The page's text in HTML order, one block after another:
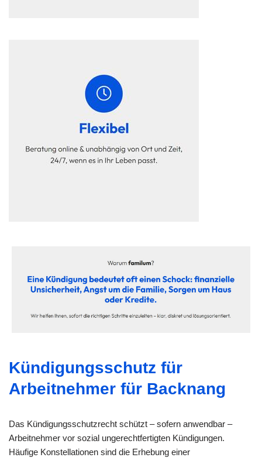
Kündigungsschutz für
Arbeitnehmer für Backnang
Das Kündigungsschutzrecht schützt – sofern anwendbar –
Arbeitnehmer vor sozial ungerechtfertigten Kündigungen.
Häufige Konstellationen sind die Erhebung einer